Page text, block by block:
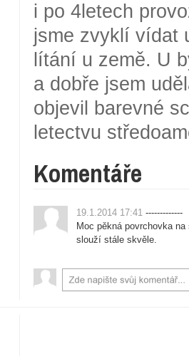
i po 4letech
jsme zvyklí vídat
lítání u země. U
a dobře jsem
objevil barevné
letectvu
Komentáře
19.1.2014 17:41 -------------
Moc pěkná povrchovka
slouží stále skvěle.